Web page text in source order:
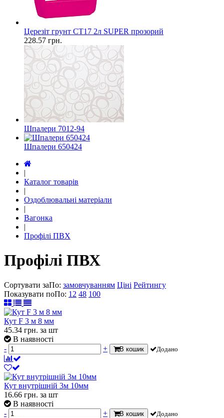
Церезіт грунт СТ17 2л SUPER прозорий
228.57 грн.
Шпалери 7012-94
Шпалери 650424
|
Каталог товарів
|
Оздоблювальні матеріали
|
Вагонка
|
Профілі ПВХ
Профілі ПВХ
Сортувати заПо: замовчуванням Ціні Рейтингу
Показувати поПо: 12 48 100
Кут F 3 м 8 мм
45.34 грн. за шт
В наявності
-
+ В кошик Додано
Кут внутрішній 3м 10мм
16.66 грн. за шт
В наявності
-
+ В кошик Додано